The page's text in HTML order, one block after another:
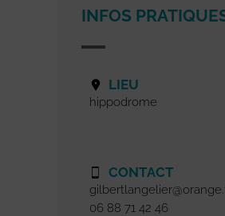
INFOS
LIEU
hippodrome
CONTACT
06 88 71 42 46